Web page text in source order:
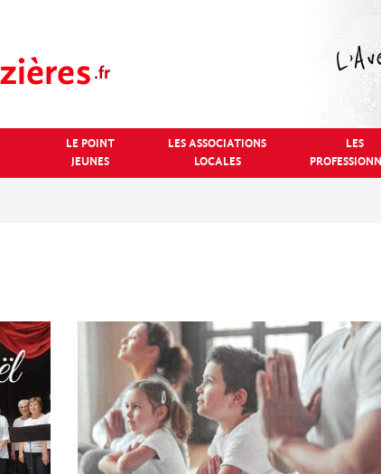
LE POINT
JEUNES
LES ASSOCIATIONS
LOCALES
LES